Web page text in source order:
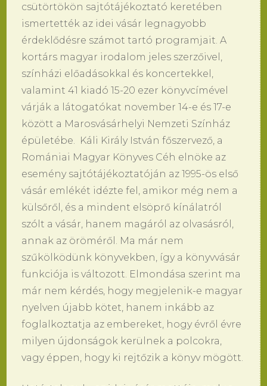
csütörtökön sajtótájékoztató keretében
ismertették az idei vásár legnagyobb
érdeklődésre számot tartó programjait. A
kortárs magyar irodalom jeles szerzőivel,
színházi előadásokkal és koncertekkel,
valamint 41 kiadó 15-20 ezer könyvcímével
várják a látogatókat november 14-e és 17-e
között a Marosvásárhelyi Nemzeti Színház
épületébe. Káli Király István főszervező, a
Romániai Magyar Könyves Céh elnöke az
esemény sajtótájékoztatóján az 1995-ös első
vásár emlékét idézte fel, amikor még nem a
külsőről, és a mindent elsöprő kínálatról
szólt a vásár, hanem magáról az olvasásról,
annak az öröméről. Ma már nem
szűkölködünk könyvekben, így a könyvvásár
funkciója is változott. Elmondása szerint ma
már nem kérdés, hogy megjelenik-e magyar
nyelven újabb kötet, hanem inkább az
foglalkoztatja az embereket, hogy évről évre
milyen újdonságok kerülnek a polcokra,
vagy éppen, hogy ki rejtőzik a könyv mögött.